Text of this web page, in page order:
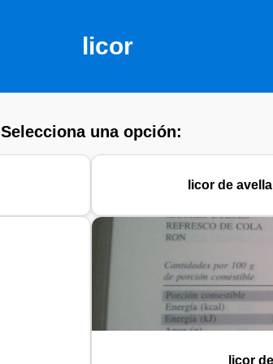
licor
Selecciona una opción:
licor de
licor